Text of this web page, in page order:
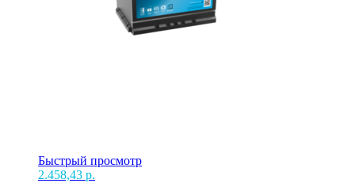
Быстрый просмотр
2.458,43 р.